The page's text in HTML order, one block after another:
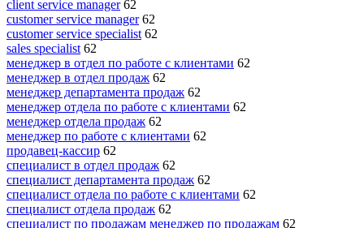
client service manager 62
customer service manager 62
customer service specialist 62
sales specialist 62
менеджер в отдел по работе с клиентами 62
менеджер в отдел продаж 62
менеджер департамента продаж 62
менеджер отдела по работе с клиентами 62
менеджер отдела продаж 62
менеджер по работе с клиентами 62
продавец-кассир 62
специалист в отдел продаж 62
специалист департамента продаж 62
специалист отдела по работе с клиентами 62
специалист отдела продаж 62
специалист по продажам менеджер по продажам 62